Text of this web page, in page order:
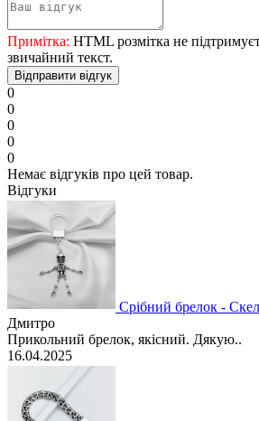
Примітка: HTML розмітка не
звичайний текст.
Відправити відгук
0
0
0
0
0
Немає відгуків про цей товар.
Відгуки
Срібний брелок -
Дмитро
Прикольний брелок, якісний. Дякую..
16.04.2025